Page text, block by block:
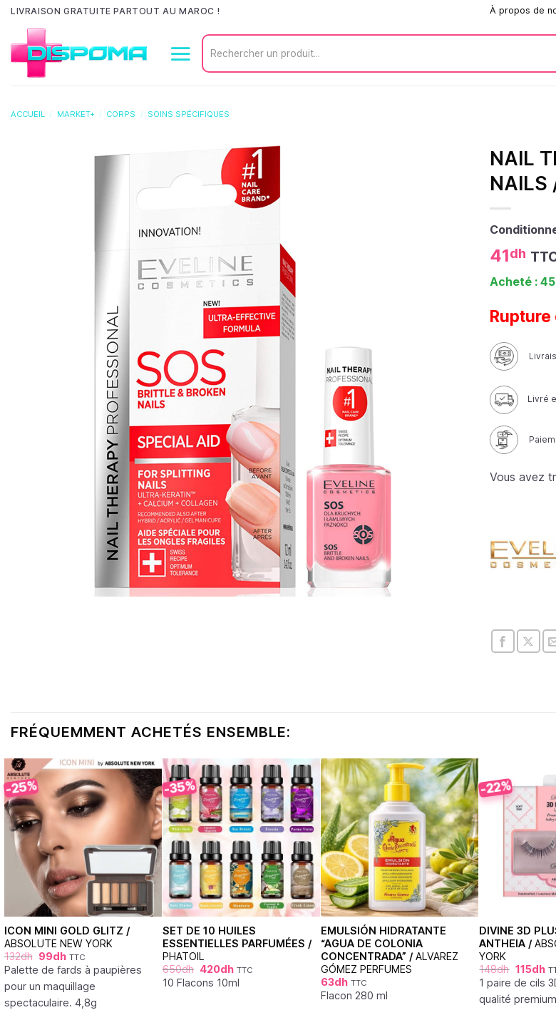
Passer
contenu
LIVRAISON GRATUITE PARTOUT AU MAROC ! À propos de
Recherche
pour :
ACCUEIL / MARKET+ / CORPS / SOINS SPÉCIFIQUES
NAIL
NAILS
41dh
Acheté :
Livré
Vous avez
FRÉQUEMMENT ACHETÉS ENSEMBLE:
-25%
ICON MINI GOLD GLITZ /
ABSOLUTE NEW YORK
132dh 99dh TTC
Palette de fards à paupières
pour un maquillage
spectaculaire. 4,8g
-35%
SET DE 10 HUILES
ESSENTIELLES PARFUMÉES /
PHATOIL
650dh 420dh TTC
10 Flacons 10ml
EMULSIÓN HIDRATANTE
“AGUA DE COLONIA
CONCENTRADA” /ALVAREZ
GÓMEZ PERFUMES
63dh TTC
Flacon 280 ml
-22%
DIVINE 3D
ANTHEIA /
YORK
148dh 115dh
1 paire de cils
qualité premium